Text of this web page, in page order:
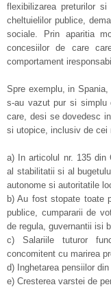
flexibilizarea preturilor
cheltuielilor publice,
sociale. Prin aparitia
concesiilor de care
comportament
Spre exemplu, in
s-au vazut pur si simplu
care, desi se dovedesc
si utopice, inclusiv de cei
a) In articolul nr. 135 din
al stabilitatii si al
autonome si autoritatile
b) Au fost stopate toate
publice, cumpararii de
de regula, guvernantii isi
c) Salariile tuturor
concomitent cu marirea
d) Inghetarea pensiilor
e) Cresterea varstei de